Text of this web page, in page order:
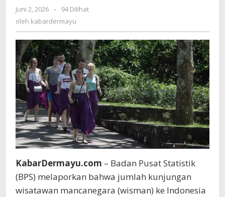
Juni 2, 2026
oleh
kabardermayu
-
94 Dilihat
oleh kabardermayu
KabarDermayu.com – Badan Pusat Statistik
(BPS) melaporkan bahwa jumlah kunjungan
wisatawan mancanegara (wisman) ke Indonesia